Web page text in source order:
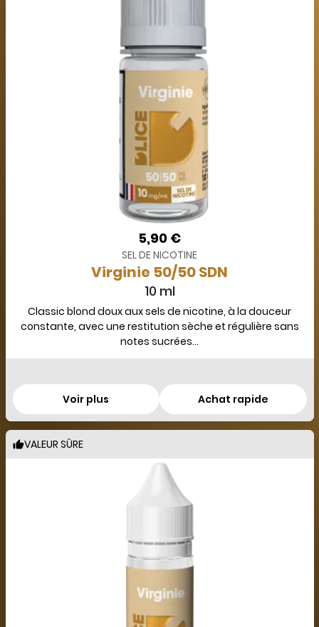
5,90 €
SEL DE NICOTINE
Virginie 50/50 SDN
10 ml
Classic blond doux aux sels de nicotine, à la douceur
constante, avec une restitution sèche et régulière sans
notes sucrées...
Voir plus Achat rapide
VALEUR SÛRE